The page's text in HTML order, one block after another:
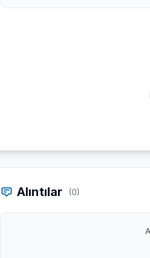
Alıntılar (0)